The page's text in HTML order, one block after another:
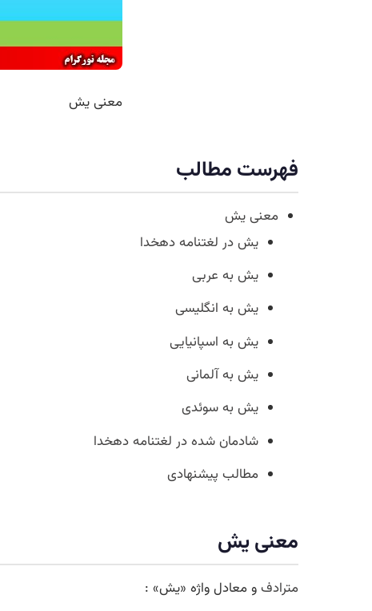
معنی یش
فهرست مطالب
معنی یش
یش در لغتنامه دهخدا
یش به عربی
یش به انگلیسی
یش به اسپانیایی
یش به آلمانی
یش به سوئدی
شادمان شده در لغتنامه دهخدا
مطالب پیشنهادی
معنی یش
مترادفو معادل واژه «یش» :